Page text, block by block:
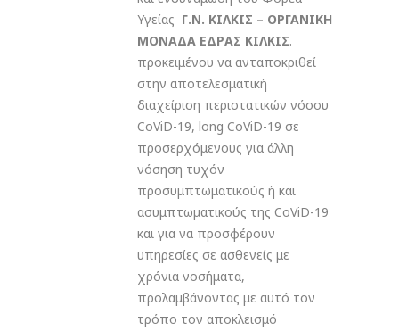
Υγείας Γ.Ν. ΚΙΛΚΙΣ – ΟΡΓΑΝΙΚΗ
ΜΟΝΑΔΑ ΕΔΡΑΣ ΚΙΛΚΙΣ.
προκειμένου να ανταποκριθεί
στην αποτελεσματική
διαχείριση περιστατικών νόσου
CoViD-19, long CoViD-19 σε
προσερχόμενους για άλλη
νόσηση τυχόν
προσυμπτωματικούς ή και
ασυμπτωματικούς της CoViD-19
και για να προσφέρουν
υπηρεσίες σε ασθενείς με
χρόνια νοσήματα,
προλαμβάνοντας με αυτό τον
τρόπο τον αποκλεισμό